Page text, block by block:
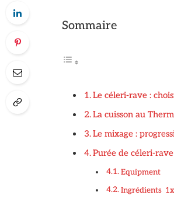
Sommaire
Le céleri-rave :
La cuisson au
Le mixage :
Purée de céleri-
Equipment
Ingrédients